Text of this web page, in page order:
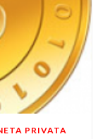
PRIVATA